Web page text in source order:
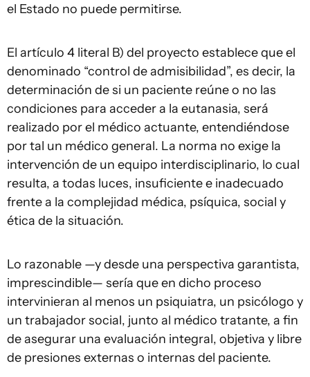
el Estado no puede permitirse.
El artículo 4 literal B) del proyecto establece que el
denominado “control de admisibilidad”, es decir, la
determinación de si un paciente reúne o no las
condiciones para acceder a la eutanasia, será
realizado por el médico actuante, entendiéndose
por tal un médico general. La norma no exige la
intervención de un equipo interdisciplinario, lo cual
resulta, a todas luces, insuficiente e inadecuado
frente a la complejidad médica, psíquica, social y
ética de la situación.
Lo razonable —y desde una perspectiva garantista,
imprescindible— sería que en dicho proceso
intervinieran al menos un psiquiatra, un psicólogo y
un trabajador social, junto al médico tratante, a fin
de asegurar una evaluación integral, objetiva y libre
de presiones externas o internas del paciente.